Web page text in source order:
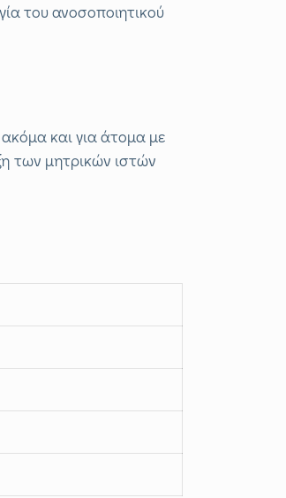
του ανοσοποιητικού
και για άτομα με
των μητρικών ιστών